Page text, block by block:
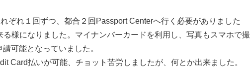
ぞれ１回ずつ、都合２回Passport Centerへ行く必要がありました
様になりました。マイナンバーカードを利用し、写真もスマホで撮
可能となっていました。
Card払いが可能、チョット苦労しましたが、何とか出来ました。